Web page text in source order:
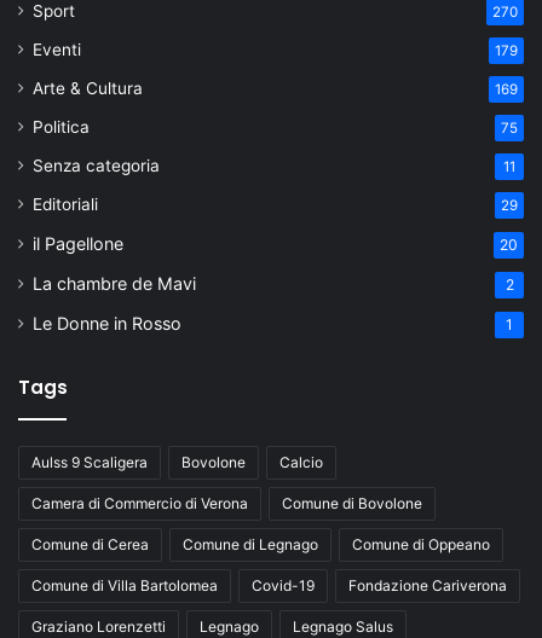
Sport 270
Eventi 179
Arte & Cultura 169
Politica 75
Senza categoria 11
Editoriali 29
il Pagellone 20
La chambre de Mavi 2
Le Donne in Rosso 1
Tags
Aulss 9 Scaligera Bovolone Calcio
Camera di Commercio di Verona Comune di Bovolone
Comune di Cerea Comune di Legnago Comune di Oppeano
Comune di Villa Bartolomea Covid-19 Fondazione Cariverona
Graziano Lorenzetti Legnago Legnago Salus